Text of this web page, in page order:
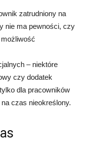
zatrudniony na
nie ma pewności, czy
– niektóre
czy dodatek
dla pracowników
czas nieokreślony.